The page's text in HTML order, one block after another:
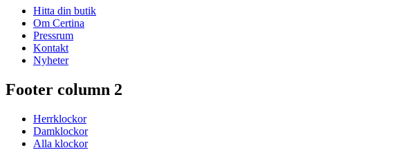
Hitta din butik
Om Certina
Pressrum
Kontakt
Nyheter
Footer column 2
Herrklockor
Damklockor
Alla klockor